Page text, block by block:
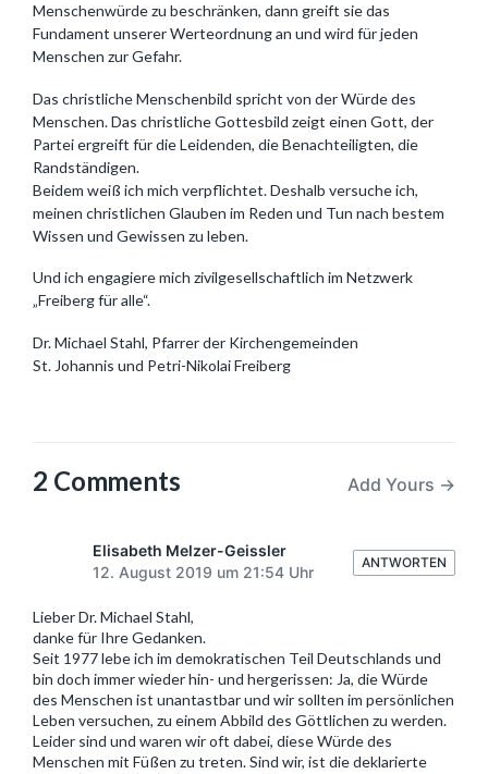
Menschenwürde zu beschränken, dann greift sie das
Fundament unserer Werteordnung an und wird für jeden
Menschen zur Gefahr.
Das christliche Menschenbild spricht von der Würde des
Menschen. Das christliche Gottesbild zeigt einen Gott, der
Partei ergreift für die Leidenden, die Benachteiligten, die
Randständigen.
Beidem weiß ich mich verpflichtet. Deshalb versuche ich,
meinen christlichen Glauben im Reden und Tun nach bestem
Wissen und Gewissen zu leben.
Und ich engagiere mich zivilgesellschaftlich im Netzwerk
„Freiberg für alle“.
Dr. Michael Stahl, Pfarrer der Kirchengemeinden
St. Johannis und Petri-Nikolai Freiberg
2 Comments Add Yours →
Elisabeth Melzer-Geissler
12. August 2019 um 21:54 Uhr
Lieber Dr. Michael Stahl,
danke für Ihre Gedanken.
Seit 1977 lebe ich im demokratischen Teil Deutschlands und
bin doch immer wieder hin- und hergerissen: Ja, die Würde
des Menschen ist unantastbar und wir sollten im persönlichen
Leben versuchen, zu einem Abbild des Göttlichen zu werden.
Leider sind und waren wir oft dabei, diese Würde des
Menschen mit Füßen zu treten. Sind wir, ist die deklarierte
ANTWORTEN